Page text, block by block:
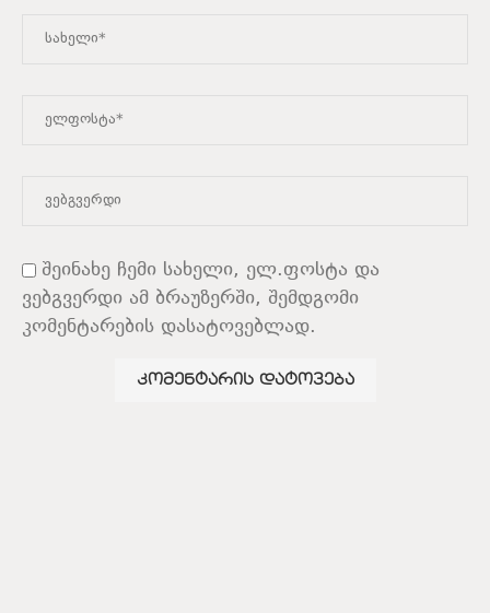
შეინახე ჩემი სახელი, ელ.ფოსტა და
ვებგვერდი ამ ბრაუზერში, შემდგომი
კომენტარების დასატოვებლად.